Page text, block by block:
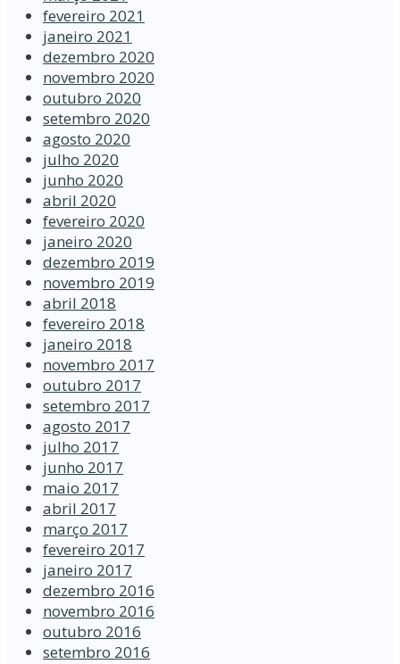
fevereiro 2021
janeiro 2021
dezembro 2020
novembro 2020
outubro 2020
setembro 2020
agosto 2020
julho 2020
junho 2020
abril 2020
fevereiro 2020
janeiro 2020
dezembro 2019
novembro 2019
abril 2018
fevereiro 2018
janeiro 2018
novembro 2017
outubro 2017
setembro 2017
agosto 2017
julho 2017
junho 2017
maio 2017
abril 2017
março 2017
fevereiro 2017
janeiro 2017
dezembro 2016
novembro 2016
outubro 2016
setembro 2016